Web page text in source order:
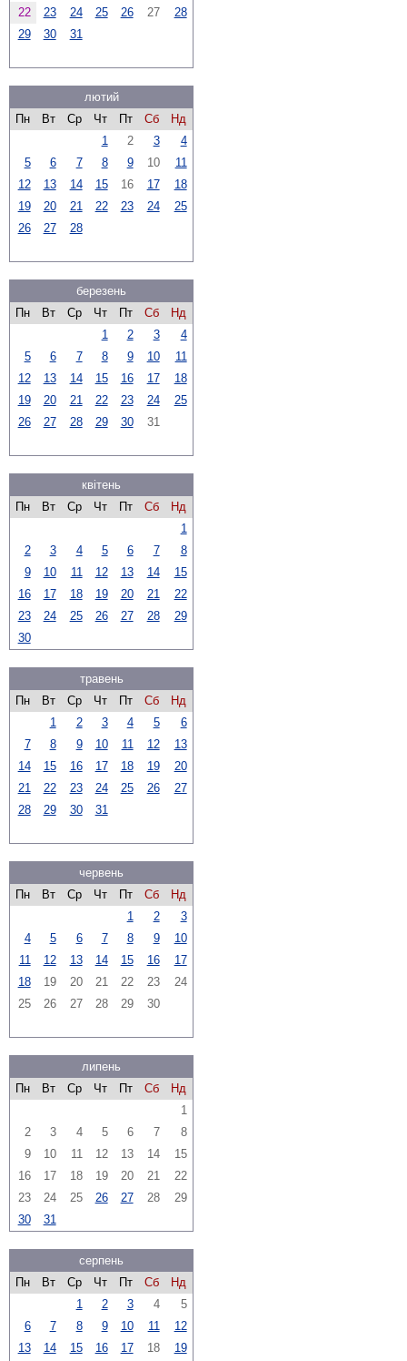
22 23 24 25 26 27
28
29
30 31
лютий
Пн
Вт Ср Чт Пт Сб
Нд
1
2 3
4
5
6 7 8 9 10
11
12
13 14 15 16 17
18
19
20 21 22 23 24
25
26
27 28
березень
Пн
Вт Ср Чт Пт Сб
Нд
1
2 3
4
5
6 7 8 9 10
11
12
13 14 15 16 17
18
19
20 21 22 23 24
25
26
27 28 29 30 31
квітень
Пн
Вт Ср Чт Пт Сб
Нд
1
2
3 4 5 6 7
8
9
10 11 12 13 14
15
16
17 18 19 20 21
22
23
24 25 26 27 28
29
30
травень
Пн
Вт Ср Чт Пт Сб
Нд
1
2 3 4 5
6
7
8 9 10 11 12
13
14
15 16 17 18 19
20
21
22 23 24 25 26
27
28
29 30 31
червень
Пн
Вт Ср Чт Пт Сб
Нд
1
2
3
4
5 6 7 8 9
10
11
12 13 14 15 16
17
18
19 20 21 22 23
24
25
26 27 28 29 30
липень
Пн
Вт Ср Чт Пт Сб
Нд
1
2
3 4 5 6 7
8
9
10 11 12 13 14
15
16
17 18 19 20 21
22
23
24 25 26 27 28
29
30
31
серпень
Пн
Вт Ср Чт Пт Сб
Нд
1
2 3 4
5
6
7 8 9 10 11
12
13
14 15 16 17 18
19